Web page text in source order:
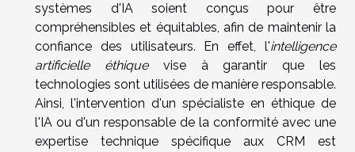
systèmes d'IA soient conçus pour être
compréhensibles et équitables, afin de maintenir la
confiance des utilisateurs. En effet, l'intelligence
artificielle éthiquevise à garantir que les
technologies sont utilisées de manière responsable.
Ainsi, l'intervention d'un spécialiste en éthique de
l'IA ou d'un responsable de la conformité avec une
expertise technique spécifique aux CRM est